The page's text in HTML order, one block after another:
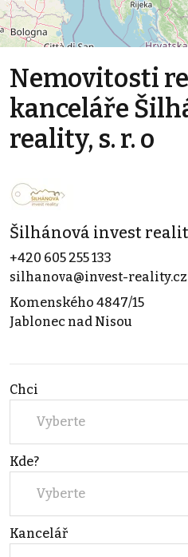
Nemovitosti
kanceláře
reality, s. r. o
Šilhánová invest
+420 605 255 133
silhanova@invest-reality.cz
Komenského 4847/15
Jablonec nad Nisou
Chci
Vyberte
Kde?
Vyberte
Kancelář